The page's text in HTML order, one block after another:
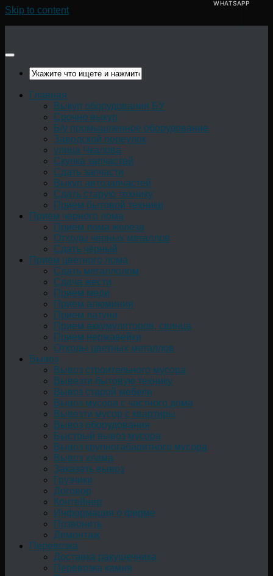
Skip to content
Главная
Выкуп оборудования БУ
Срочно выкуп
Б/у промышленное оборудование
Заводской переулок
улица Чкалова
Скупка запчастей
Сдать запчасти
Выкуп автозапчастей
Сдать старую технику
Прием бытовой техники
Прием черного лома
Приём лома железа
Отходы черных металлов
Сдать чёрный
Прием цветного лома
Сдать металлолом
Сдача жести
Прием меди
Прием алюминия
Прием латуни
Прием аккумуляторов, свинца
Прием нержавейки
Отходы цветных металлов
Вывоз
Вывоз строительного мусора
Вывезти бытовую технику
Вывоз старой мебели
Вывоз мусора с частного дома
Вывезти мусор с квартиры
Вывоз оборудования
Быстрый вывоз мусора
Вывоз крупногабаритного мусора
Вывоз хлама
Заказать вывоз
Грузчики
Договор
Контейнер
Информация о фирме
Позвонить
Демонтаж
Перевозка
Доставка ракушечника
Перевозка камня
WHATSAPP